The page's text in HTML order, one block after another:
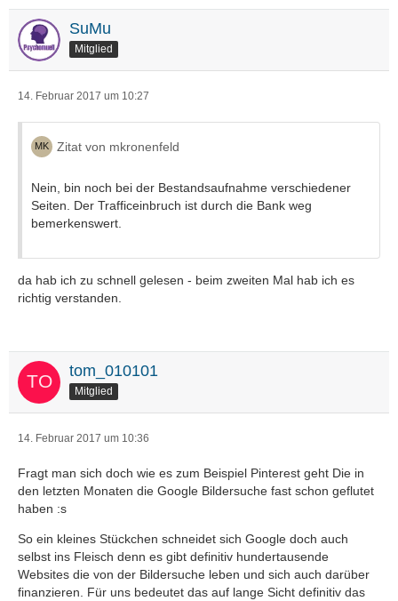
SuMu
Mitglied
14. Februar 2017 um 10:27
Zitat von mkronenfeld
Nein, bin noch bei der Bestandsaufnahme verschiedener
Seiten. Der Trafficeinbruch ist durch die Bank weg
bemerkenswert.
da hab ich zu schnell gelesen - beim zweiten Mal hab ich es
richtig verstanden.
tom_010101
Mitglied
14. Februar 2017 um 10:36
Fragt man sich doch wie es zum Beispiel Pinterest geht Die in
den letzten Monaten die Google Bildersuche fast schon geflutet
haben :s
So ein kleines Stückchen schneidet sich Google doch auch
selbst ins Fleisch denn es gibt definitiv hundertausende
Websites die von der Bildersuche leben und sich auch darüber
finanzieren. Für uns bedeutet das auf lange Sicht definitiv das